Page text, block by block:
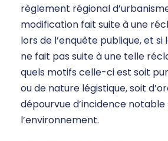
règlement régional
modification fait suite à une
lors de l’enquête publique, et
ne fait pas suite à une telle
quels motifs celle-ci est soit
ou de nature légistique, soit
dépourvue d’incidence notable
l’environnement.